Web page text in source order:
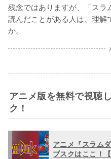
残念ではありますが、「スラ
読んだことがある人は、理解
か。
アニメ版を無料で視聴
ク！
アニメ『スラム
ブスクはここ！